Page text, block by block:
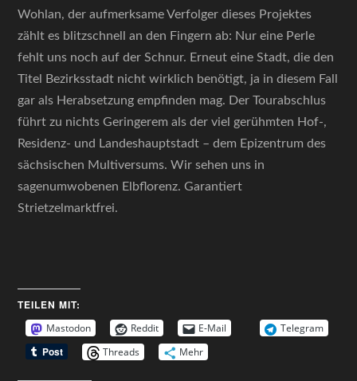
Wohlan, der aufmerksame Verfolger dieses Projektes
zählt es blitzschnell an den Fingern ab: Nur eine Perle
fehlt uns noch auf der Schnur. Erneut eine Stadt, die den
Titel Bezirksstadt nicht wirklich benötigt, ja in diesem Fall
gar als Herabsetzung empfinden mag. Der Tourabschlus
führt zu nichts Geringerem als der viel gerühmten Hof-,
Residenz- und Landeshauptstadt – dem Epizentrum des
sächsischen Multiversums. Wir sehen uns in
sagenumwobenen Elbflorenz. Garantiert
Strietzelmarktfrei.
TEILEN MIT:
Mastodon Reddit E-Mail
Telegram
Threads
Mehr